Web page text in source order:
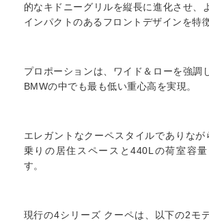
的なキドニーグリルを縦長に進化させ、
インパクトのあるフロントデザインを特
プロポーションは、ワイド＆ローを強調
BMWの中でも最も低い重心高を実現。
エレガントなクーペスタイルでありなが
乗りの居住スペースと440Lの荷室容
す。
現行の4シリーズ クーペは、以下の2モ